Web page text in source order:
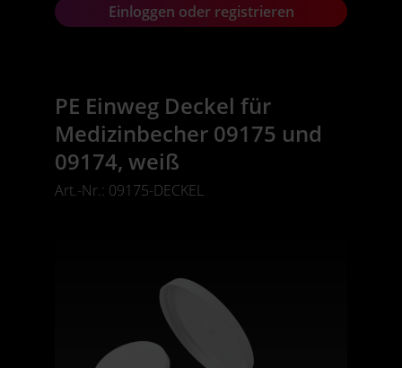
Einloggen oder registrieren
PE Einweg Deckel für
Medizinbecher 09175 und
09174, weiß
Art.-Nr.: 09175-DECKEL